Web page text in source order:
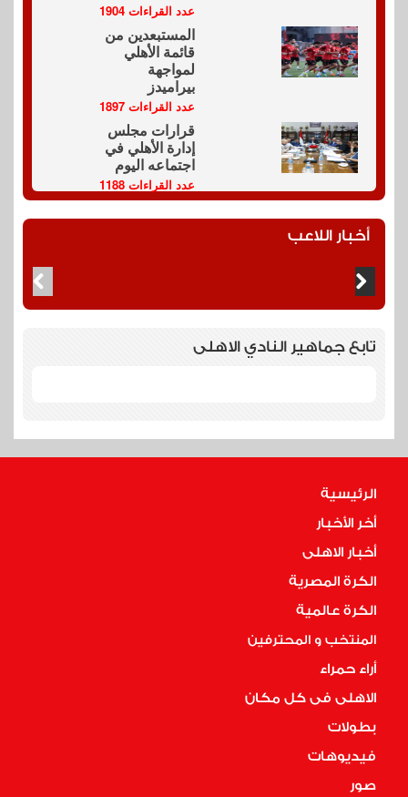
عدد القراءات 1904
المستبعدين من
قائمة الأهلي
لمواجهة
بيراميدز
عدد القراءات 1897
قرارات مجلس
إدارة الأهلي في
اجتماعه اليوم
عدد القراءات 1188
أخبار اللاعب
تابع جماهير النادي الاهلى
الرئيسية
أخر الأخبار
أخبار الاهلى
الكرة المصرية
الكرة عالمية
المنتخب و المحترفين
أراء حمراء
الاهلى فى كل مكان
بطولات
فيديوهات
صور